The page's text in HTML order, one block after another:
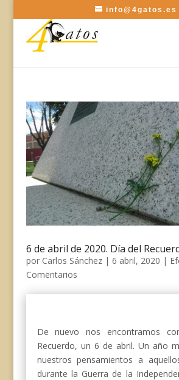
info@4gatos.es
6 de abril de 2020. Día del
por Carlos Sánchez| 6 abril, 2020 |
Comentarios
De nuevo nos encontramos
Recuerdo, un 6 de abril. Un año
nuestros pensamientos a
durante la Guerra de la